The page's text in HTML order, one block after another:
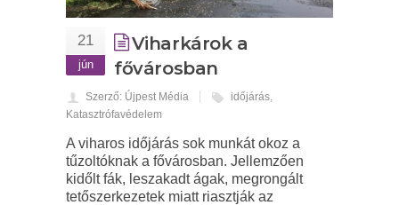
21
jún
Viharkárok a
fővárosban
Szerző: Újpest Média időjárás
Katasztrófavédelem
A viharos időjárás sok munkát okoz a
tűzoltóknak a fővárosban. Jellemzően
kidőlt fák, leszakadt ágak, megrongált
tetőszerkezetek miatt riasztják az